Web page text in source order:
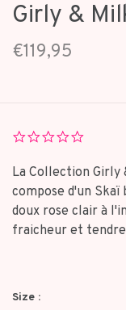
Girly &
€119,95
rating
La Collection Girly
compose d'un
doux rose clair à
fraicheur et
Size :